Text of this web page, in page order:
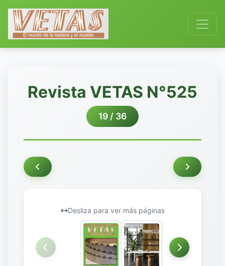
Revista VETAS N°525
19 / 36
Desliza para ver más páginas